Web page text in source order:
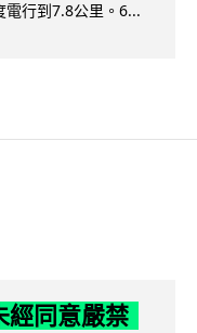
行到7.8公里。6...
經同意嚴禁